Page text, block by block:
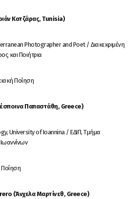
Κατζάρας, Tunisia)
Photographer and Poet / Διακεκριμένη
και Ποιήτρια
Ποίηση
Παπαστάθη, Greece)
University of Ioannina / ΕΔΙΠ, Τμήμα
Ποίηση
(Άνχελα Μαρτίνεθ, Greece)